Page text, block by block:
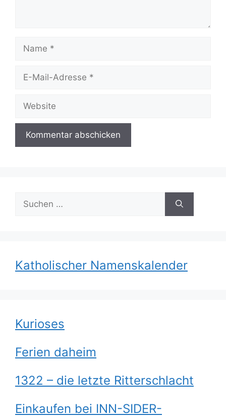
Name
Website
Suchen
nach:
Katholischer Namenskalender
Kurioses
Ferien daheim
1322 – die letzte Ritterschlacht
Einkaufen bei INN-SIDER-